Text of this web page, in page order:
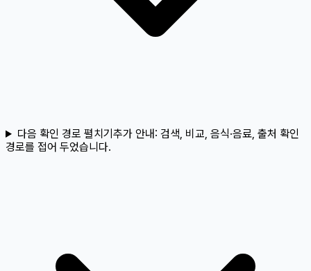
다음 확인 경로 펼치기추가 안내: 검색, 비교, 음식·음료, 출처 확인
경로를 접어 두었습니다.